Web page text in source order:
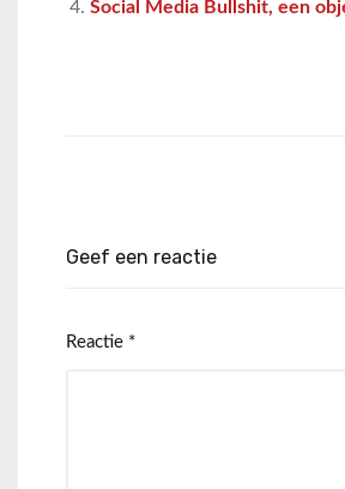
Social Media Bullshit, een
Geef een reactie
Reactie *